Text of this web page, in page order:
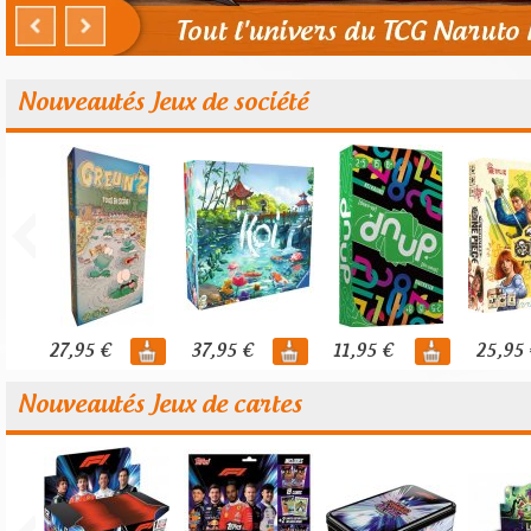
Nouveautés Jeux de société
27,95 € 37,95 € 11,95 € 25,95
Nouveautés Jeux de cartes